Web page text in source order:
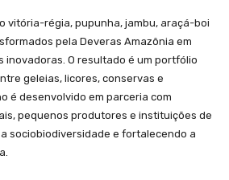
vitória-régia, pupunha, jambu, araçá-boi
pela Deveras Amazônia em
inovadoras. O resultado é um portfólio
geleias, licores, conservas e
é desenvolvido em parceria com
pequenos produtores e instituições de
sociobiodiversidade e fortalecendo a